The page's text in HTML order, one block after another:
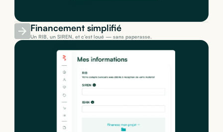
Financement simplifié
Un RIB, un SIREN, et c’est loué — sans paperasse.